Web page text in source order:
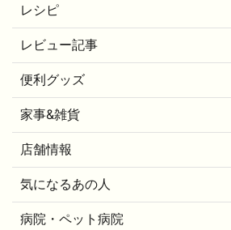
レシピ
レビュー記事
便利グッズ
家事&雑貨
店舗情報
気になるあの人
病院・ペット病院